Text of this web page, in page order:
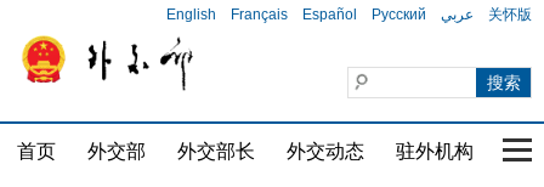
English Français Español Русский عربي 关怀版
首页 外交部 外交部长 外交动态 驻外机构 国